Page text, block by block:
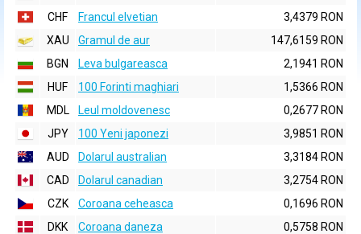
CHF
Francul elvetian
3,4379 RON
XAU
Gramul de aur
147,6159 RON
BGN
Leva bulgareasca
2,1941 RON
HUF
100 Forinti maghiari
1,5366 RON
MDL
Leul moldovenesc
0,2677 RON
JPY
100 Yeni japonezi
3,9851 RON
AUD
Dolarul australian
3,3184 RON
CAD
Dolarul canadian
3,2754 RON
CZK
Coroana ceheasca
0,1696 RON
DKK
Coroana daneza
0,5758 RON